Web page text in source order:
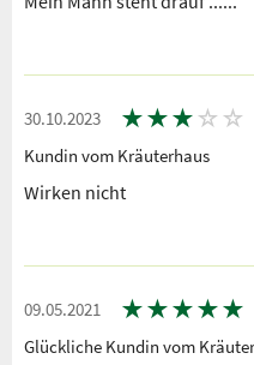
30.10.2023 ★★★ ☆ ☆
Kundin vom Kräuterhaus
Wirken nicht
09.05.2021 ★★★★★
Glückliche Kundin vom